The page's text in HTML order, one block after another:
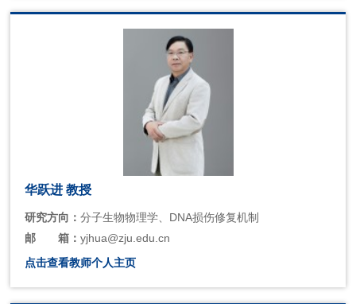
华跃进 教授
研究方向：分子生物物理学、DNA损伤修复机制
邮
箱：yjhua@zju.edu.cn
点击查看教师个人主页